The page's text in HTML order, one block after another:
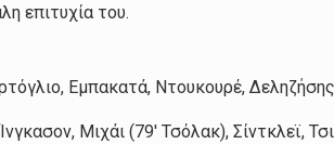
επιτυχία του.
Εμπακατά, Ντουκουρέ,
Μιχάι (79′ Τσόλακ), Σίντκλεϊ,